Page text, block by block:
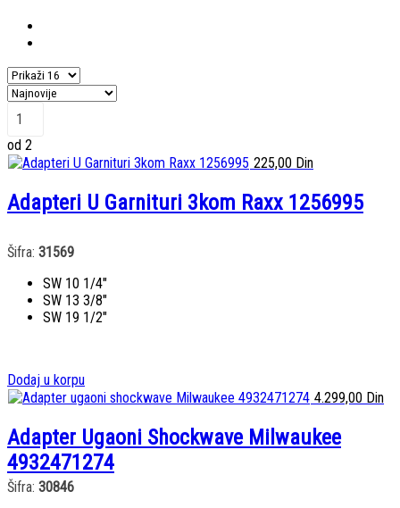
od 2
225,00 Din
Adapteri U Garnituri 3kom Raxx 1256995
Šifra: 31569
SW 10 1/4″
SW 13 3/8″
SW 19 1/2″
Dodaj u korpu
4.299,00 Din
Adapter Ugaoni Shockwave Milwaukee
4932471274
Šifra: 30846